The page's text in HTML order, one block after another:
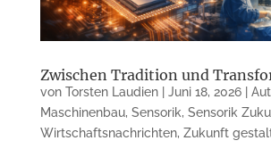
Zwischen Tradition und
von Torsten Laudien| Juni 18, 2026|
Maschinenbau, Sensorik, Sensorik
Wirtschaftsnachrichten, Zukunft